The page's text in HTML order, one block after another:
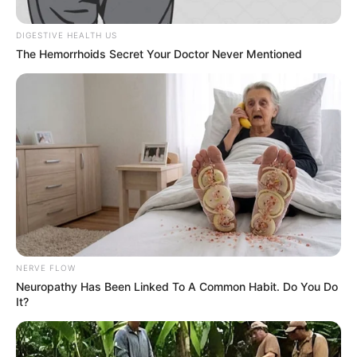
DIGESTIVE HEALTH US
The Hemorrhoids Secret Your Doctor Never Mentioned
NERVE FLOW
Neuropathy Has Been Linked To A Common Habit. Do You Do
It?